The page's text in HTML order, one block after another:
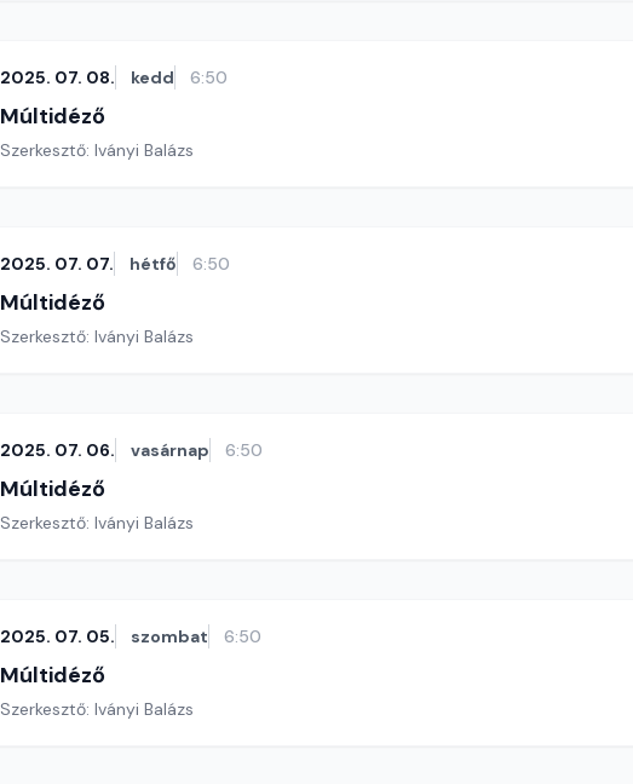
2025. 07. 08. kedd 6:50
Múltidéző
Szerkesztő: Iványi Balázs
2025. 07. 07. hétfő 6:50
Múltidéző
Szerkesztő: Iványi Balázs
2025. 07. 06. vasárnap 6:50
Múltidéző
Szerkesztő: Iványi Balázs
2025. 07. 05. szombat 6:50
Múltidéző
Szerkesztő: Iványi Balázs